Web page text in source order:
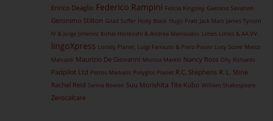
Enrico Deaglio Federico Rampini Felicia Kingsley Gaetano Savatteri
Geronimo Stilton Gilad Soffer Holly Black Hugo Pratt Jack Mars James Tynion
IV & Jorge Jimenez Kohei Horikoshi & Andrea Maniscalco Limes Limes & AA.VV.
lingoXpress Lonely Planet, Luigi Farrauto & Piero Pasini Lucy Score Marco
Malvaldi Maurizio De Giovanni Monica Marelli Nancy Ross Olly Richards
Padpilot Ltd Petros Markaris Polyglot Planet R.C. Stephens R. L. Stine
Rachel Reid Sarina Bowen Suu Morishita Tite Kubo William Shakespeare
Zerocalcare